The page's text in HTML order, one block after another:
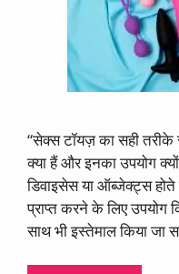
“सेक्स टॉयज़ का सही
क्या हैं और इनका उपयोग
डिवाइसेस या ऑब्जेक्ट्स
प्राप्त करने के लिए उपयोग
साथ भी इस्तेमाल किया